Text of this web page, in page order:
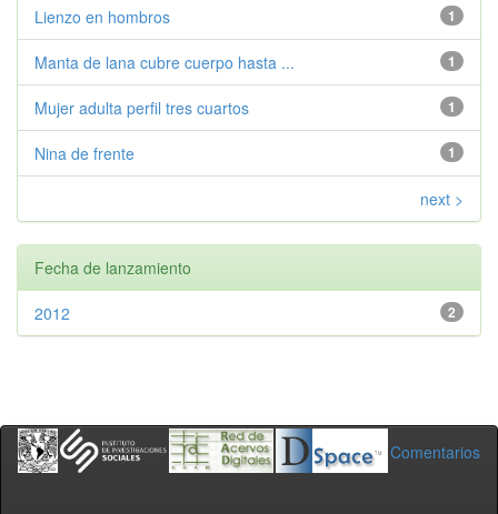
1
Lienzo en hombros
1
Manta de lana cubre cuerpo hasta ...
1
Mujer adulta perfil tres cuartos
1
Nina de frente
next >
Fecha de lanzamiento
2
2012
Comentarios